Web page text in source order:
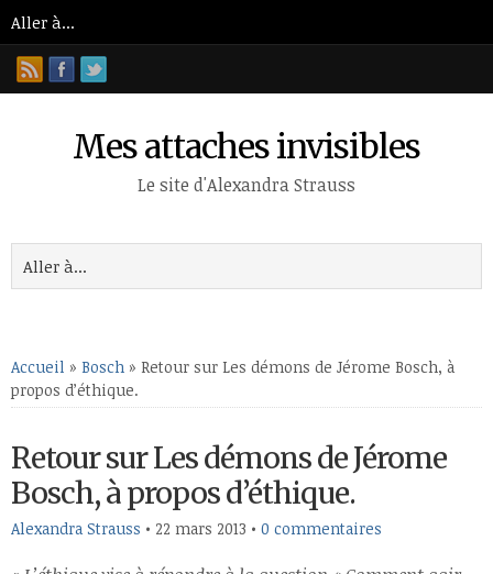
Mes attaches invisibles
Le site d'Alexandra Strauss
Accueil » Bosch » Retour sur Les démons de Jérome Bosch, à
propos d’éthique.
Retour sur Les démons de Jérome
Bosch, à propos d’éthique.
Alexandra Strauss • 22 mars 2013 • 0 commentaires